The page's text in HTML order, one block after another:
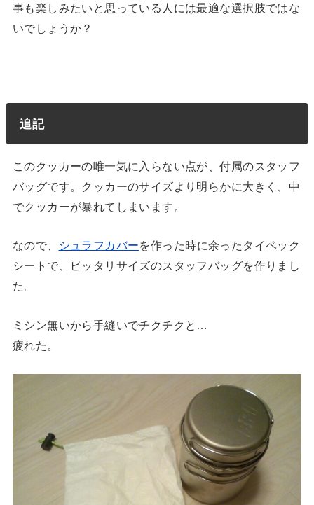
事も楽しみたいと思っている人には最適な選択肢ではな
いでしょうか？
追記
このクッカーの唯一気に入らない点が、付属のスタッフ
バッグです。クッカーのサイズより明らかに大きく、中
でクッカーが暴れてしまいます。
なので、 シュラフカバーを作った時に余ったタイベック
シートで、ピッタリサイズのスタッフバッグを作りまし
た。
ミシン無いから手縫いでチクチクと…
疲れた。